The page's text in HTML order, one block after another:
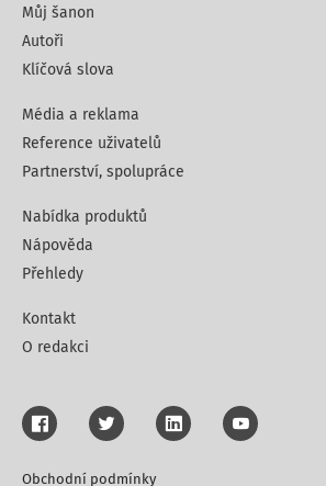
Můj šanon
Autoři
Klíčová slova
Média a reklama
Reference uživatelů
Partnerství, spolupráce
Nabídka produktů
Nápověda
Přehledy
Kontakt
O redakci
Obchodní podmínky